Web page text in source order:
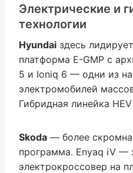
Электрические и
технологии
Hyundai здесь
платформа E-GMP с
5 и Ioniq 6 — одни из
электромобилей
Гибридная линейка
Skoda — более
программа. Enyaq iV —
электрокроссовер на